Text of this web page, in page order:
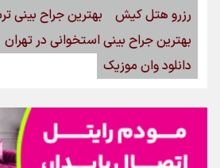
رزرو هتل کیش
بهترین جراح بینی
بهترین جراح بینی استخوانی در تهران
دانلود وان موزیک